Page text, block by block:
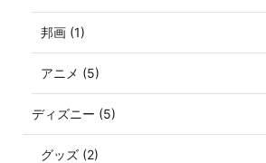
邦画 (1)
アニメ (5)
ディズニー (5)
グッズ (2)